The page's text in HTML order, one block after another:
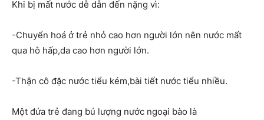
Khi bị mất nước dễ dẫn đến nặng vì:
-Chuyển hoá ở trẻ nhỏ cao hơn người lớn nên nước mất
qua hô hấp,da cao hơn người lớn.
-Thận cô đặc nước tiểu kém,bài tiết nước tiểu nhiều.
Một đứa trẻ đang bú lượng nước ngoại bào là